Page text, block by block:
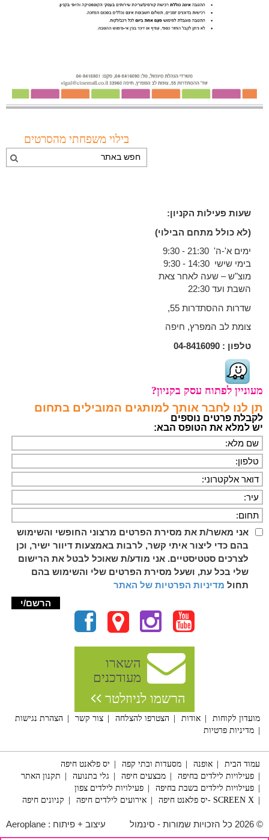
בילוי משפחתי מהסרטים
שעות פעילות הקניון:
(לא כולל מתחם הבילוי)
ימים א'-ה' 21:30 - 9:30
בימי שישי 14:30 - 9:30
מוצ"ש – שעה לאחר צאת
השבת ועד 22:30
שדרות ההסתדרות 55,
צומת לב המפרץ, חיפה
טלפון : 04-8416090
מעוניין לפתוח עסק בקניון?
תן לנו לחבר אותך למותגים המובילים בתחום
לקבלת פרטים נוספים
יש למלא את הטופס הבא:
אני מאשר/ת את מסירת הפרטים מרצוני החופשי והשימוש
בהם כדי ליצור איתי קשר, לרבות באמצעות דיוור ישיר, וכן
לצרכים סטטיסטיים. אני מודע/ת שאוכל לבטל את הרישום
שלי בכל עת, ושעל מסירת הפרטים שלי והשימוש בהם
תחול מדיניות הפרטיות של האתר
השארו
מעודכנים
הרשמו לניוזלטר
מועדון לקוחות אודות הצטרפו להצלחה צור קשר
הצהרת נגישות
מדיניות פרטיות
עמוד הבית אופנה מסעדות ובתי קפה
יס פלאנט חיפה
פעילויות לילדים בחיפה
מבצעים חיפה גלי בתנועה
תקנון האתר
פעילויות לילדים בשבת בחיפה
פעילויות לילדים צפון
SCREEN X -יס פלאנט חיפה
אירועים לילדים חיפה קניונים חיפה
© 2026 כל הזכויות שמורות - סינמול עיצוב + פיתוח : Aeroplane